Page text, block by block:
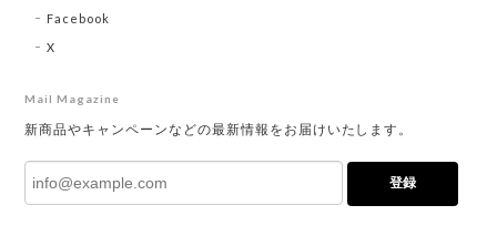
Facebook
X
Mail Magazine
新商品やキャンペーンなどの最新情報をお届けいたします。
登録